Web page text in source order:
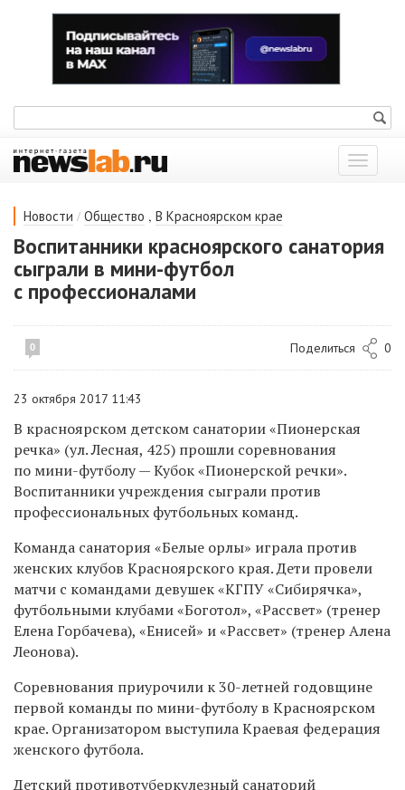
Показать
меню
Новости / Общество , В Красноярском крае
Воспитанники красноярского санатория
сыграли в мини-футбол
с профессионалами
0 Поделиться 0
23 октября 2017 11:43
В красноярском детском санатории «Пионерская
речка» (ул. Лесная, 425) прошли соревнования
по мини-футболу — Кубок «Пионерской речки».
Воспитанники учреждения сыграли против
профессиональных футбольных команд.
Команда санатория «Белые орлы» играла против
женских клубов Красноярского края. Дети провели
матчи с командами девушек «КГПУ «Сибирячка»,
футбольными клубами«Боготол», «Рассвет» (тренер
Елена Горбачева), «Енисей» и «Рассвет» (тренер Алена
Леонова).
Соревнования приурочили к 30-летней годовщине
первой команды по мини-футболу в Красноярском
крае. Организатором выступила Краевая федерация
женского футбола.
Детский противотуберкулезный санаторий